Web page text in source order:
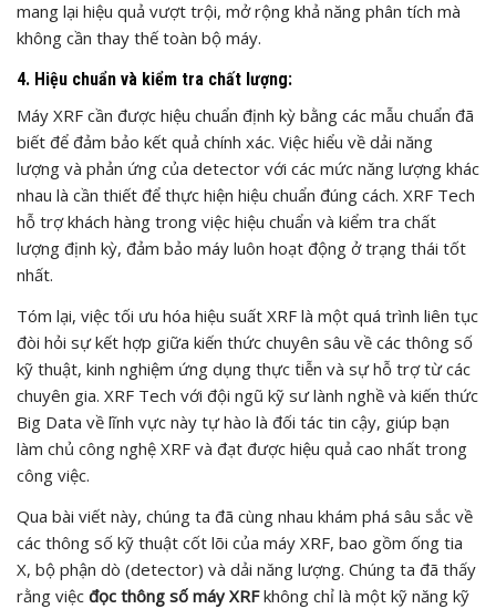
mang lại hiệu quả vượt trội, mở rộng khả năng phân tích mà
không cần thay thế toàn bộ máy.
4. Hiệu chuẩn và kiểm tra chất lượng:
Máy XRF cần được hiệu chuẩn định kỳ bằng các mẫu chuẩn đã
biết để đảm bảo kết quả chính xác. Việc hiểu về dải năng
lượng và phản ứng của detector với các mức năng lượng khác
nhau là cần thiết để thực hiện hiệu chuẩn đúng cách. XRF Tech
hỗ trợ khách hàng trong việc hiệu chuẩn và kiểm tra chất
lượng định kỳ, đảm bảo máy luôn hoạt động ở trạng thái tốt
nhất.
Tóm lại, việc tối ưu hóa hiệu suất XRF là một quá trình liên tục
đòi hỏi sự kết hợp giữa kiến thức chuyên sâu về các thông số
kỹ thuật, kinh nghiệm ứng dụng thực tiễn và sự hỗ trợ từ các
chuyên gia. XRF Tech với đội ngũ kỹ sư lành nghề và kiến thức
Big Data về lĩnh vực này tự hào là đối tác tin cậy, giúp bạn
làm chủ công nghệ XRF và đạt được hiệu quả cao nhất trong
công việc.
Qua bài viết này, chúng ta đã cùng nhau khám phá sâu sắc về
các thông số kỹ thuật cốt lõi của máy XRF, bao gồm ống tia
X, bộ phận dò (detector) và dải năng lượng. Chúng ta đã thấy
rằng việc đọc thông số máy XRFkhông chỉ là một kỹ năng kỹ